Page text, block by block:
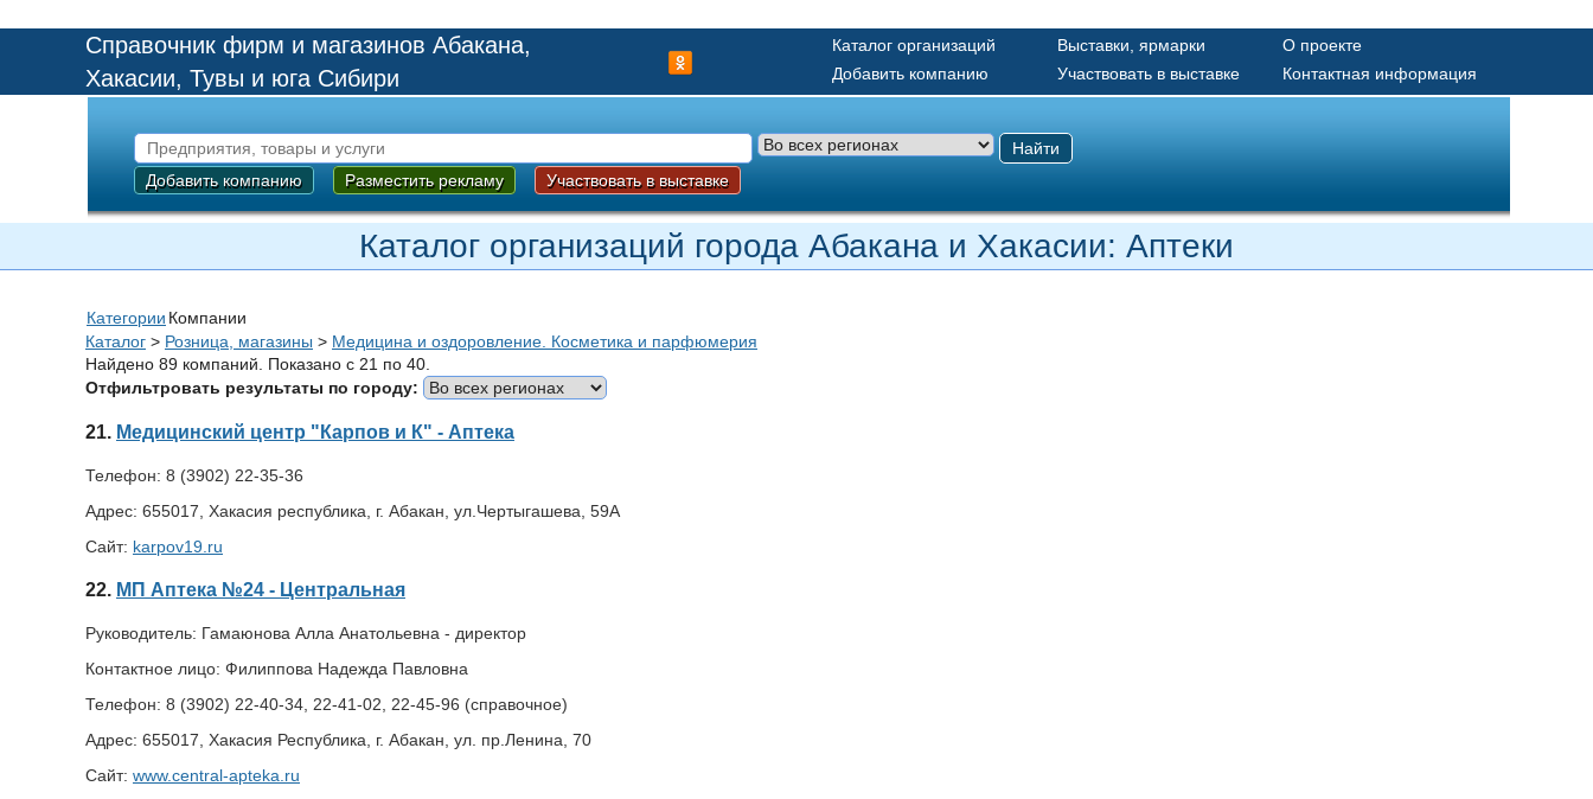
Справочник фирм и магазинов Абакана,
Хакасии, Тувы и юга Сибири
Каталог организаций Выставки, ярмарки
О проекте
Добавить компанию
Участвовать в выставке Контактная информация
Найти
Добавить компанию
Разместить рекламу Участвовать в выставке
Каталог организаций города Абакана и Хакасии: Аптеки
Категории Компании
Каталог > Розница, магазины > Медицина и оздоровление. Косметика и парфюмерия
Найдено 89 компаний. Показано с 21 по 40.
Отфильтровать результаты по городу:
21. Медицинский центр "Карпов и К" - Аптека
Телефон: 8 (3902) 22-35-36
Адрес: 655017, Хакасия республика, г. Абакан, ул.Чертыгашева, 59А
Сайт: karpov19.ru
22. МП Аптека №24 - Центральная
Руководитель: Гамаюнова Алла Анатольевна - директор
Контактное лицо: Филиппова Надежда Павловна
Телефон: 8 (3902) 22-40-34, 22-41-02, 22-45-96 (справочное)
Адрес: 655017, Хакасия Республика, г. Абакан, ул. пр.Ленина, 70
Сайт: www.central-apteka.ru